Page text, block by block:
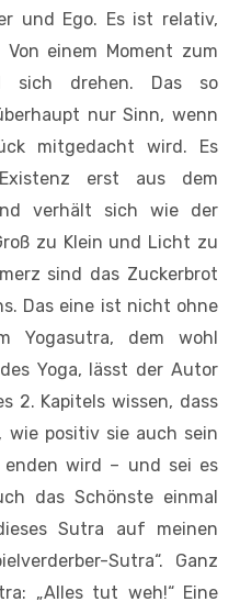
und Ego. Es ist relativ,
einem Moment zum
sich drehen. Das so
nur Sinn, wenn
mitgedacht wird. Es
erst aus dem
verhält sich wie der
zu Klein und Licht zu
sind das Zuckerbrot
Das eine ist nicht ohne
Yogasutra, dem wohl
Yoga, lässt der Autor
2. Kapitels wissen, dass
wie positiv sie auch sein
wird – und sei es
das Schönste einmal
Sutra auf meinen
Sutra“. Ganz
„Alles tut weh!“ Eine